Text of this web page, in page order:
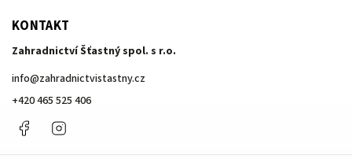
KONTAKT
Zahradnictví Šťastný spol. s r.o.
info@zahradnictvistastny.cz
+420 465 525 406
Facebook